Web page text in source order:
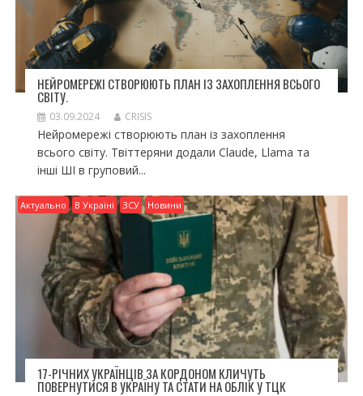
НЕЙРОМЕРЕЖІ СТВОРЮЮТЬ ПЛАН ІЗ ЗАХОПЛЕННЯ ВСЬОГО
СВІТУ.
03.09.2024 CRISIS
Нейромережі створюють план із захоплення
всього світу. Твіттеряни додали Claude, Llama та
інші ШІ в груповий...
Актуально В Україні ЗСУ Новини
17-РІЧНИХ УКРАЇНЦІВ ЗА КОРДОНОМ КЛИЧУТЬ
ПОВЕРНУТИСЯ В УКРАЇНУ ТА СТАТИ НА ОБЛІК У ТЦК